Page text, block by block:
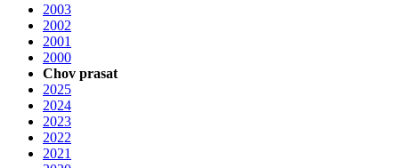
2003
2002
2001
2000
Chov prasat
2025
2024
2023
2022
2021